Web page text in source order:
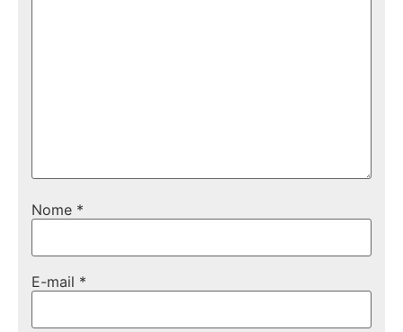
Nome *
E-mail *